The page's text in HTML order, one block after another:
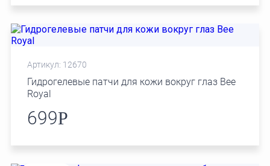
Артикул: 12670
Гидрогелевые патчи для кожи вокруг глаз Bee
Royal
699Р